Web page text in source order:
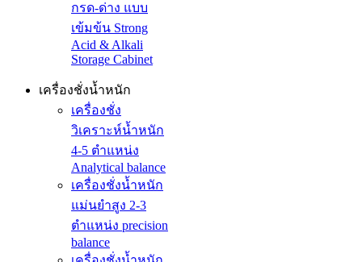
กรด-ด่าง แบบ
เข้มข้น Strong
Acid & Alkali
Storage Cabinet
เครื่องชั่งน้ำหนัก
เครื่องชั่ง
วิเคราะห์น้ำหนัก
4-5 ตำแหน่ง
Analytical balance
เครื่องชั่งน้ำหนัก
แม่นยำสูง 2-3
ตำแหน่ง precision
balance